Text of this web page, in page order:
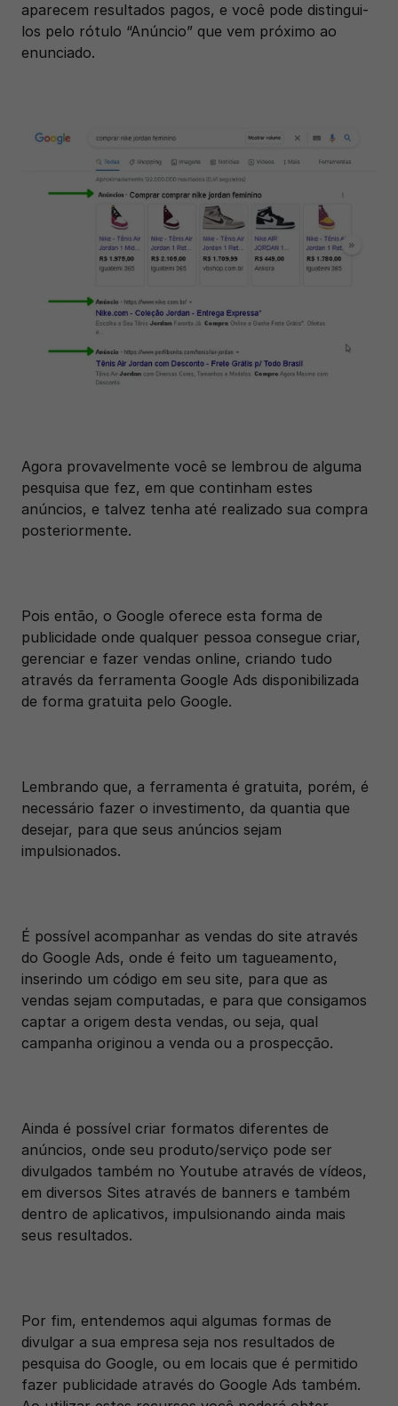
aparecem resultados pagos, e você pode distingui-
los pelo rótulo “Anúncio” que vem próximo ao
enunciado.
Agora provavelmente você se lembrou de alguma
pesquisa que fez, em que continham estes
anúncios, e talvez tenha até realizado sua compra
posteriormente.
Pois então, o Google oferece esta forma de
publicidade onde qualquer pessoa consegue criar,
gerenciar e fazer vendas online, criando tudo
através da ferramenta Google Ads disponibilizada
de forma gratuita pelo Google.
Lembrando que, a ferramenta é gratuita, porém, é
necessário fazer o investimento, da quantia que
desejar, para que seus anúncios sejam
impulsionados.
É possível acompanhar as vendas do site através
do Google Ads, onde é feito um tagueamento,
inserindo um código em seu site, para que as
vendas sejam computadas, e para que consigamos
captar a origem desta vendas, ou seja, qual
campanha originou a venda ou a prospecção.
Ainda é possível criar formatos diferentes de
anúncios, onde seu produto/serviço pode ser
divulgados também no Youtube através de vídeos,
em diversos Sites através de banners e também
dentro de aplicativos, impulsionando ainda mais
seus resultados.
Por fim, entendemos aqui algumas formas de
divulgar a sua empresa seja nos resultados de
pesquisa do Google, ou em locais que é permitido
fazer publicidade através do Google Ads também.